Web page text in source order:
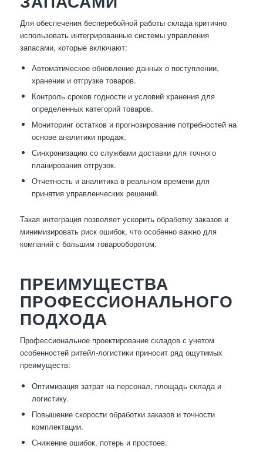
Для обеспечения бесперебойной работы склада критично
использовать интегрированные системы управления
запасами, которые включают:
Автоматическое обновление данных о поступлении,
хранении и отгрузке товаров.
Контроль сроков годности и условий хранения для
определенных категорий товаров.
Мониторинг остатков и прогнозирование потребностей на
основе аналитики продаж.
Синхронизацию со службами доставки для точного
планирования отгрузок.
Отчетность и аналитика в реальном времени для
принятия управленческих решений.
Такая интеграция позволяет ускорить обработку заказов и
минимизировать риск ошибок, что особенно важно для
компаний с большим товарооборотом.
ПРЕИМУЩЕСТВА
ПРОФЕССИОНАЛЬНОГО
ПОДХОДА
Профессиональное проектирование складов с учетом
особенностей ритейл-логистики приносит ряд ощутимых
преимуществ:
Оптимизация затрат на персонал, площадь склада и
логистику.
Повышение скорости обработки заказов и точности
комплектации.
Снижение ошибок, потерь и простоев.